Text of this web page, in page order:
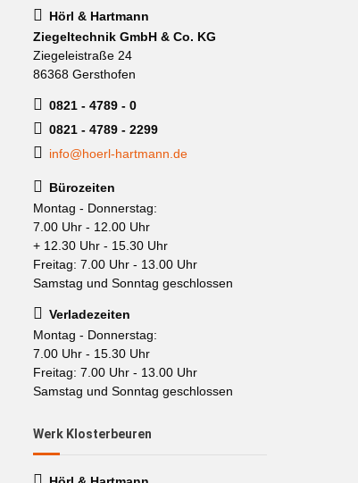
Hörl & Hartmann
Ziegeltechnik GmbH & Co. KG
Ziegeleistraße 24
86368 Gersthofen
0821 - 4789 - 0
0821 - 4789 - 2299
info@hoerl-hartmann.de
Bürozeiten
Montag - Donnerstag:
7.00 Uhr - 12.00 Uhr
+ 12.30 Uhr - 15.30 Uhr
Freitag: 7.00 Uhr - 13.00 Uhr
Samstag und Sonntag geschlossen
Verladezeiten
Montag - Donnerstag:
7.00 Uhr - 15.30 Uhr
Freitag: 7.00 Uhr - 13.00 Uhr
Samstag und Sonntag geschlossen
Werk Klosterbeuren